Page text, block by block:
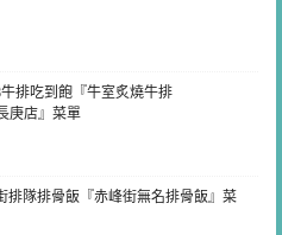
排吃到飽『牛室炙燒牛排
庚店』菜單
排隊排骨飯『赤峰街無名排骨飯』菜